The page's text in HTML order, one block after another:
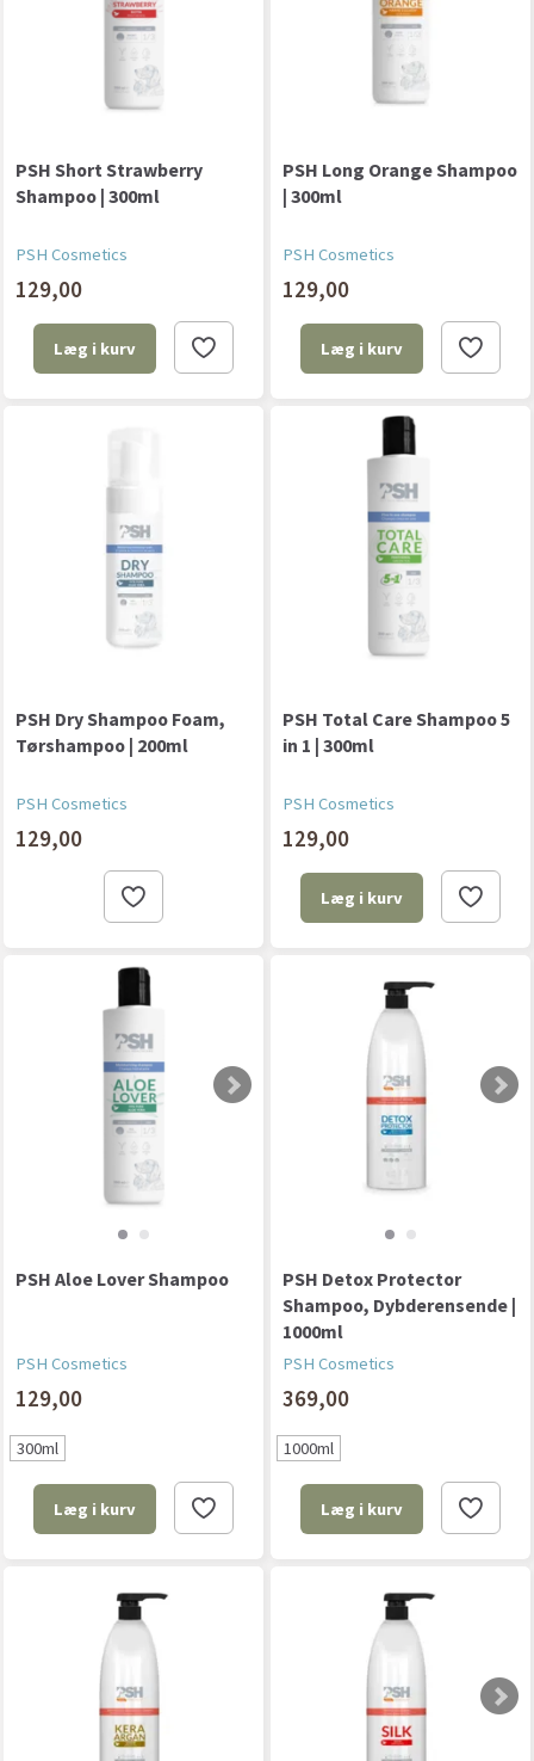
PSH Short Strawberry
Shampoo | 300ml
PSH Cosmetics
129,00
Læg i kurv
PSH Long Orange Shampoo
| 300ml
PSH Cosmetics
129,00
Læg i kurv
PSH Dry Shampoo Foam,
Tørshampoo | 200ml
PSH Cosmetics
129,00
PSH Total Care Shampoo 5
in 1 | 300ml
PSH Cosmetics
129,00
Læg i kurv
PSH Aloe Lover Shampoo
PSH Cosmetics
129,00
300ml
Læg i kurv
PSH Detox Protector
Shampoo, Dybderensende |
1000ml
PSH Cosmetics
369,00
1000ml
Læg i kurv